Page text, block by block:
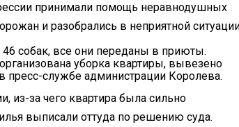
принимали помощь неравнодушных
и разобрались в неприятной
собак, все они переданы в приюты.
уборка квартиры, вывезено
службе администрации Королева.
из-за чего квартира была сильно
выписали оттуда по решению суда.